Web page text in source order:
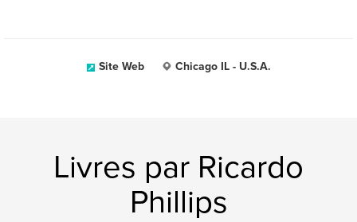
Site Web Chicago IL - U.S.A.
Livres par Ricardo
Phillips